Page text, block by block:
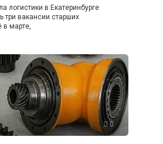
логистики в Екатеринбурге
три вакансии старших
в марте,
0